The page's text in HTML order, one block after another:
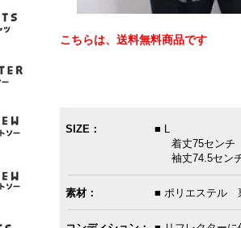
こちらは、送料無料商品です
SIZE：
■ L
着丈75センチ
袖丈74.5セン
素材： ■ ポリエステル